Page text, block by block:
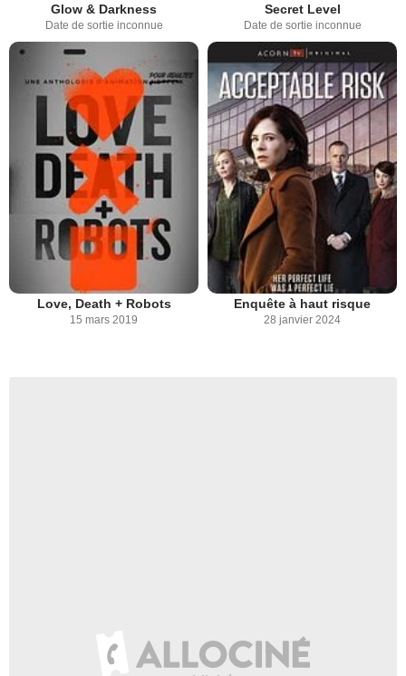
Glow & Darkness
Date de sortie inconnue
Secret Level
Date de sortie inconnue
Love, Death + Robots
15 mars 2019
Enquête à haut risque
28 janvier 2024